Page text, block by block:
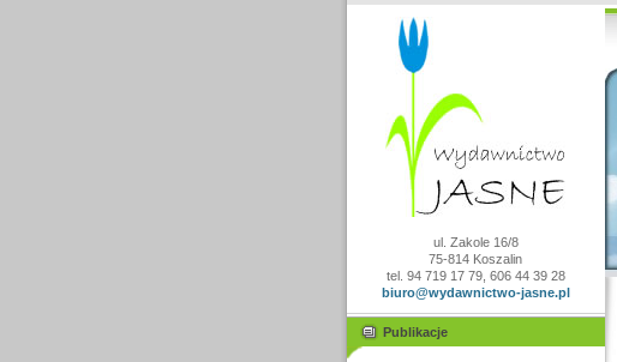
ul. Zakole 16/8
75-814 Koszalin
tel. 94 719 17 79, 606 44 39 28
biuro@wydawnictwo-jasne.pl
Publikacje